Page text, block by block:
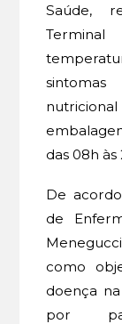
Saúde,
Terminal
das 08h às
De
de
como
doença
por